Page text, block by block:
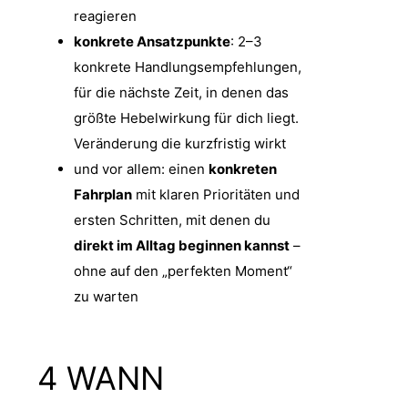
reagieren
konkrete Ansatzpunkte: 2–3
konkrete Handlungsempfehlungen,
für die nächste Zeit, in denen das
größte Hebelwirkung für dich liegt.
Veränderung die kurzfristig wirkt
und vor allem: einen konkreten
Fahrplan mit klaren Prioritäten und
ersten Schritten, mit denen du
direkt im Alltag beginnen kannst –
ohne auf den „perfekten Moment“
zu warten
4 WANN